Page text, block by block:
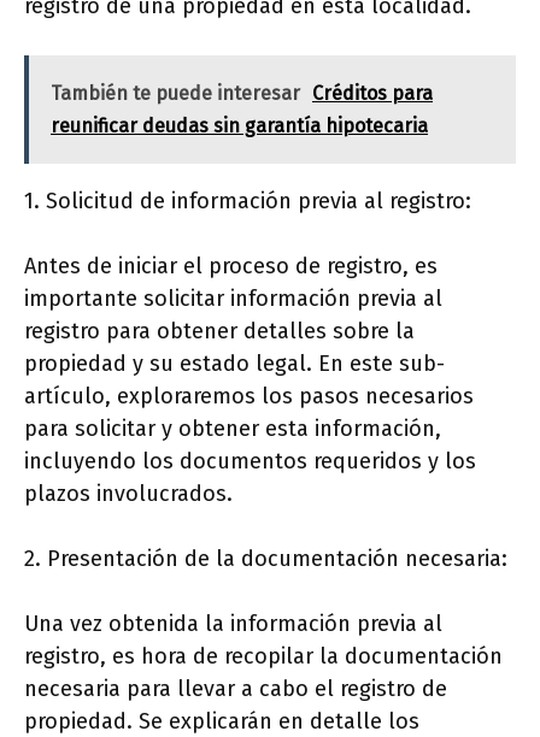
registro de una propiedad en esta localidad.
También te puede interesar Créditos para
reunificar deudas sin garantía hipotecaria
1. Solicitud de información previa al registro:
Antes de iniciar el proceso de registro, es
importante solicitar información previa al
registro para obtener detalles sobre la
propiedad y su estado legal. En este sub-
artículo, exploraremos los pasos necesarios
para solicitar y obtener esta información,
incluyendo los documentos requeridos y los
plazos involucrados.
2. Presentación de la documentación necesaria:
Una vez obtenida la información previa al
registro, es hora de recopilar la documentación
necesaria para llevar a cabo el registro de
propiedad. Se explicarán en detalle los